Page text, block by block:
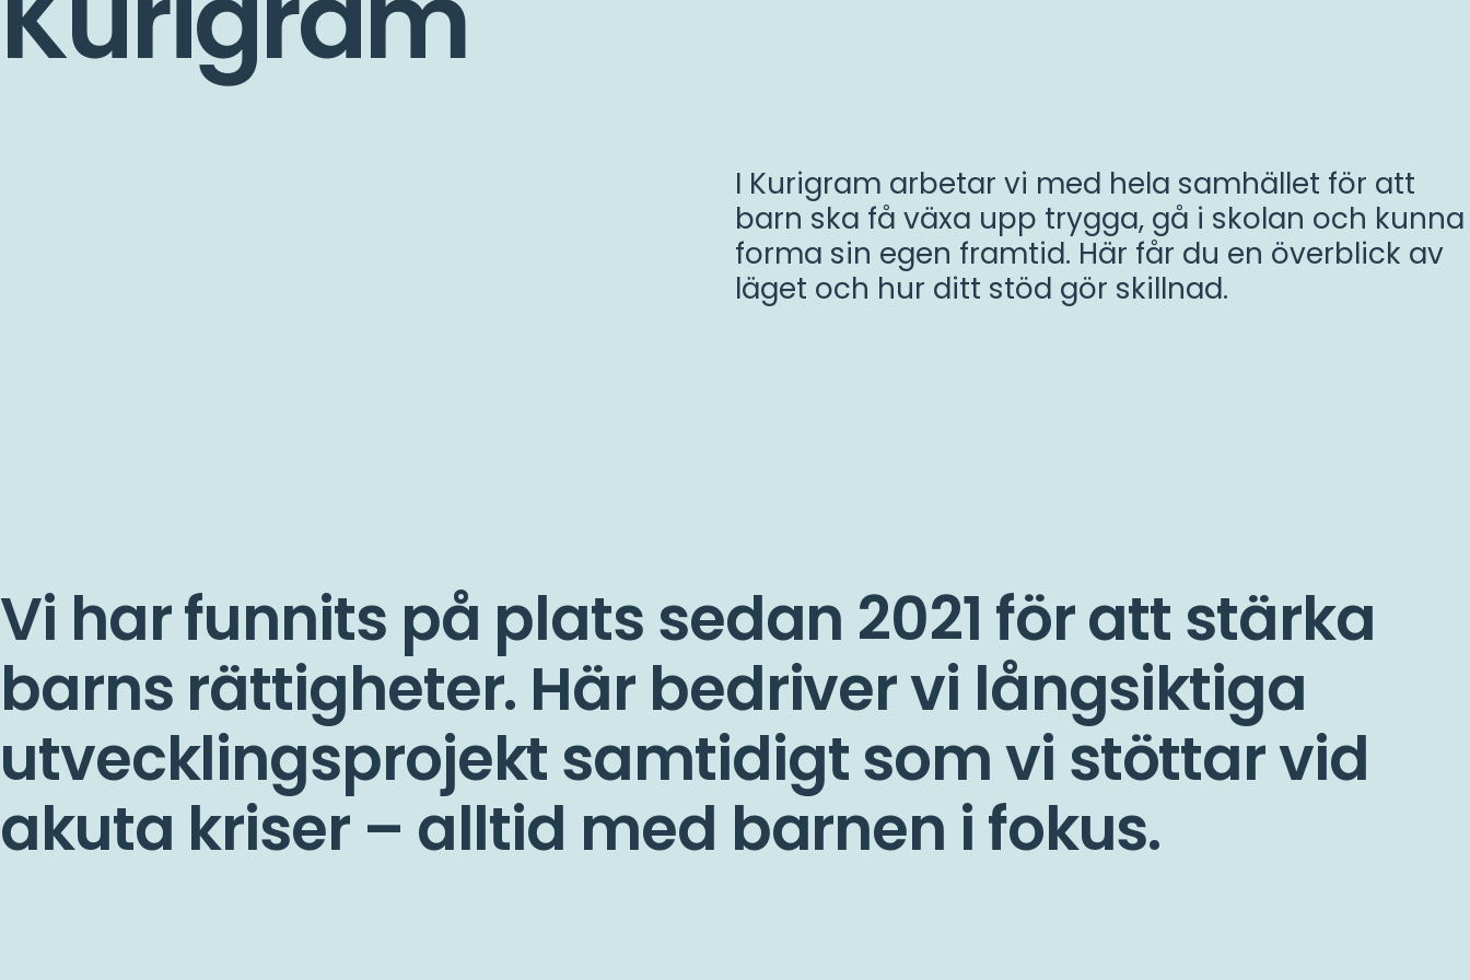
I Kurigram arbetar vi med hela samhället för att
barn ska få växa upp trygga, gå i skolan och kunna
forma sin egen framtid. Här får du en överblick av
läget och hur ditt stöd gör skillnad.
Spela
Sree:
Jag
är
van
Vi har funnits på plats sedan 2021 för att stärka
barns rättigheter. Här bedriver vi långsiktiga
utvecklingsprojekt samtidigt som vi stöttar vid
akuta kriser – alltid med barnen i fokus.